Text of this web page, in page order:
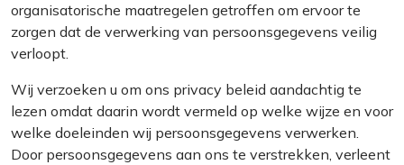
organisatorische maatregelen getroffen om ervoor te
zorgen dat de verwerking van persoonsgegevens veilig
verloopt.
Wij verzoeken u om ons privacy beleid aandachtig te
lezen omdat daarin wordt vermeld op welke wijze en voor
welke doeleinden wij persoonsgegevens verwerken.
Door persoonsgegevens aan ons te verstrekken, verleent